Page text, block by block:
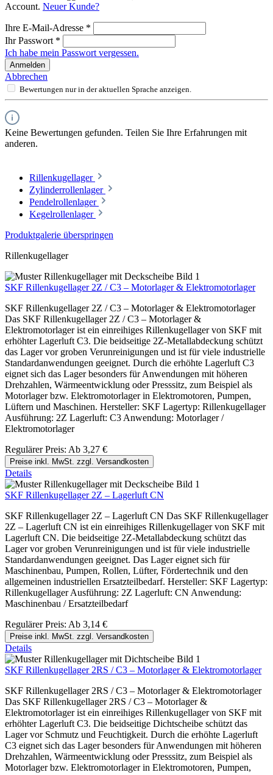
Account. Neuer Kunde?
Ihre E-Mail-Adresse *
Ihr Passwort *
Ich habe mein Passwort vergessen.
Anmelden
Abbrechen
Bewertungen nur in der aktuellen Sprache anzeigen.
Keine Bewertungen gefunden. Teilen Sie Ihre Erfahrungen mit
anderen.
Rillenkugellager
Zylinderrollenlager
Pendelrollenlager
Kegelrollenlager
Produktgalerie überspringen
Rillenkugellager
SKF Rillenkugellager 2Z / C3 – Motorlager & Elektromotorlager
SKF Rillenkugellager 2Z / C3 – Motorlager & Elektromotorlager
Das SKF Rillenkugellager 2Z / C3 – Motorlager &
Elektromotorlager ist ein einreihiges Rillenkugellager von SKF mit
erhöhter Lagerluft C3. Die beidseitige 2Z-Metallabdeckung schützt
das Lager vor groben Verunreinigungen und ist für viele industrielle
Standardanwendungen geeignet. Durch die erhöhte Lagerluft C3
eignet sich das Lager besonders für Anwendungen mit höheren
Drehzahlen, Wärmeentwicklung oder Presssitz, zum Beispiel als
Motorlager bzw. Elektromotorlager in Elektromotoren, Pumpen,
Lüftern und Maschinen. Hersteller: SKF Lagertyp: Rillenkugellager
Ausführung: 2Z Lagerluft: C3 Anwendung: Motorlager /
Elektromotorlager
Regulärer Preis: Ab 3,27 €
Preise inkl. MwSt. zzgl. Versandkosten
Details
SKF Rillenkugellager 2Z – Lagerluft CN
SKF Rillenkugellager 2Z – Lagerluft CN Das SKF Rillenkugellager
2Z – Lagerluft CN ist ein einreihiges Rillenkugellager von SKF mit
Lagerluft CN. Die beidseitige 2Z-Metallabdeckung schützt das
Lager vor groben Verunreinigungen und ist für viele industrielle
Standardanwendungen geeignet. Das Lager eignet sich für
Maschinenbau, Pumpen, Rollen, Lüfter, Fördertechnik und den
allgemeinen industriellen Ersatzteilbedarf. Hersteller: SKF Lagertyp:
Rillenkugellager Ausführung: 2Z Lagerluft: CN Anwendung:
Maschinenbau / Ersatzteilbedarf
Regulärer Preis: Ab 3,14 €
Preise inkl. MwSt. zzgl. Versandkosten
Details
SKF Rillenkugellager 2RS / C3 – Motorlager & Elektromotorlager
SKF Rillenkugellager 2RS / C3 – Motorlager & Elektromotorlager
Das SKF Rillenkugellager 2RS / C3 – Motorlager &
Elektromotorlager ist ein einreihiges Rillenkugellager von SKF mit
erhöhter Lagerluft C3. Die beidseitige Dichtscheibe schützt das
Lager vor Schmutz und Feuchtigkeit. Durch die erhöhte Lagerluft
C3 eignet sich das Lager besonders für Anwendungen mit höheren
Drehzahlen, Wärmeentwicklung oder Presssitz, zum Beispiel als
Motorlager bzw. Elektromotorlager in Elektromotoren, Pumpen,